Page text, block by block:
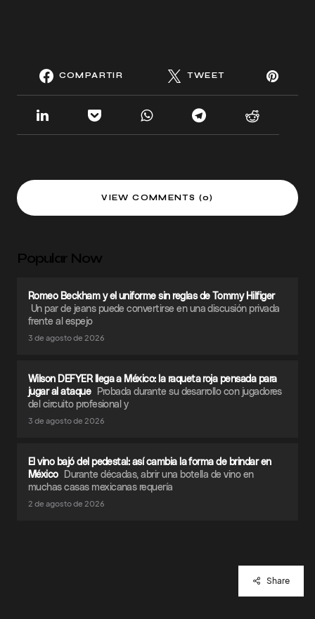
COMPARTIR TWEET
VIEW COMMENTS (0)
Popular Now
Romeo Beckham y el uniforme sin reglas de Tommy Hilfiger
Un par de jeans puede convertirse en una discusión privada
frente al espejo
3 de agosto de 2026
Wilson DEFYER llega a México: la raqueta roja pensada para
jugar al ataque Probada durante su desarrollo con jugadores
del circuito profesional y
3 de agosto de 2026
El vino bajó del pedestal: así cambia la forma de brindar en
México Durante décadas, abrir una botella de vino en
muchas casas mexicanas requería
2 de agosto de 2026
Share